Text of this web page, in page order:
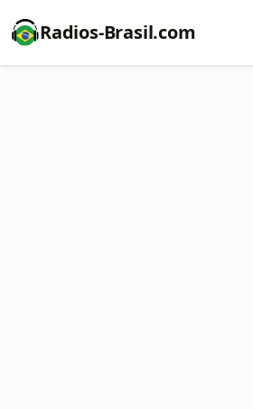
Radios-Brasil.com